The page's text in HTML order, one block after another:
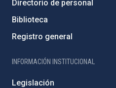
Directorio de personal
Biblioteca
Registro general
INFORMACIÓN INSTITUCIONAL
Legislación